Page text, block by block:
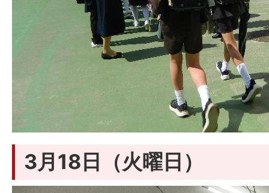
3月18日（火曜日）